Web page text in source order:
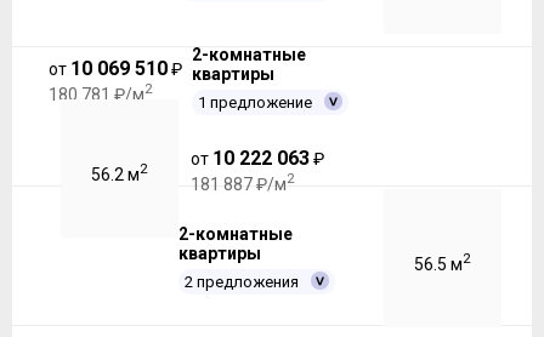
от 10 069 510₽
180 781 ₽/м2
2-комнатные
квартиры
1 предложение
56.2 м2
от 10 222 063₽
181 887 ₽/м2
2-комнатные
квартиры
2 предложения
56.5 м2